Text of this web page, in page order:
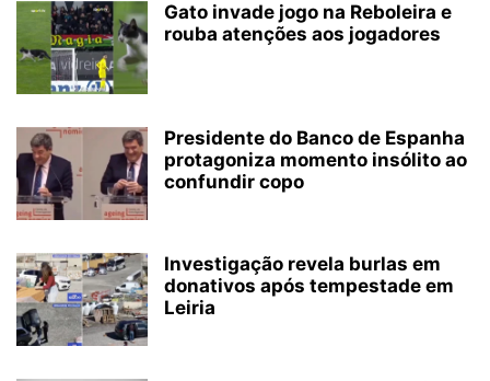
Gato invade jogo na Reboleira e
rouba atenções aos jogadores
Presidente do Banco de Espanha
protagoniza momento insólito ao
confundir copo
Investigação revela burlas em
donativos após tempestade em
Leiria